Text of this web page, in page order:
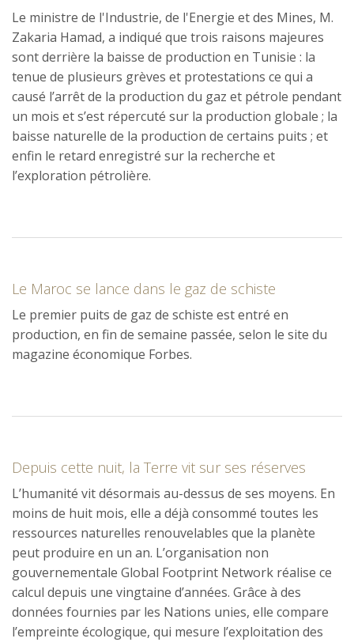
Le ministre de l'Industrie, de l'Energie et des Mines, M.
Zakaria Hamad, a indiqué que trois raisons majeures
sont derrière la baisse de production en Tunisie : la
tenue de plusieurs grèves et protestations ce qui a
causé l’arrêt de la production du gaz et pétrole pendant
un mois et s’est répercuté sur la production globale ; la
baisse naturelle de la production de certains puits ; et
enfin le retard enregistré sur la recherche et
l’exploration pétrolière.
Le Maroc se lance dans le gaz de schiste
Le premier puits de gaz de schiste est entré en
production, en fin de semaine passée, selon le site du
magazine économique Forbes.
Depuis cette nuit, la Terre vit sur ses réserves
L’humanité vit désormais au-dessus de ses moyens. En
moins de huit mois, elle a déjà consommé toutes les
ressources naturelles renouvelables que la planète
peut produire en un an. L’organisation non
gouvernementale Global Footprint Network réalise ce
calcul depuis une vingtaine d’années. Grâce à des
données fournies par les Nations unies, elle compare
l’empreinte écologique, qui mesure l’exploitation des